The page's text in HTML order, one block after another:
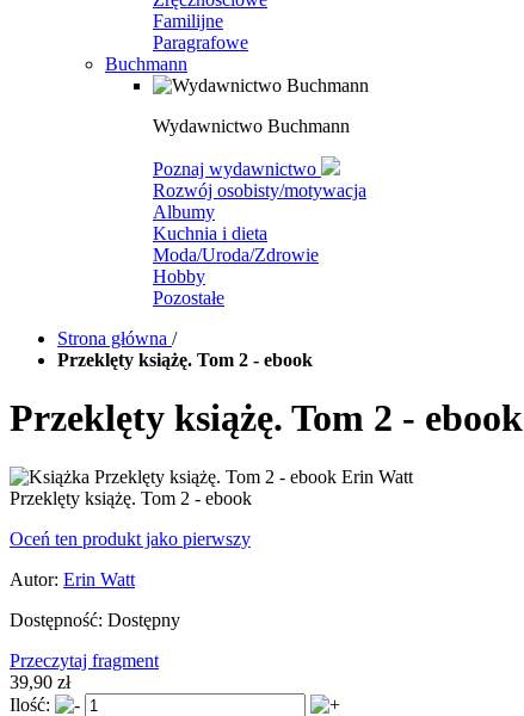
Familijne
Paragrafowe
Buchmann
Wydawnictwo Buchmann
Poznaj wydawnictwo
Rozwój osobisty/motywacja
Albumy
Kuchnia i dieta
Moda/Uroda/Zdrowie
Hobby
Pozostałe
Strona główna /
Przeklęty książę. Tom 2 - ebook
Przeklęty książę. Tom 2 - ebook
Przeklęty książę. Tom 2 - ebook
Oceń ten produkt jako pierwszy
Autor: Erin Watt
Dostępność: Dostępny
Przeczytaj fragment
39,90 zł
Ilość: